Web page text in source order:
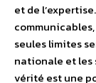
et de
seules limites
nationale et les
vérité est une